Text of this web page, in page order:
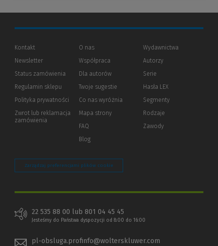
Kontakt
Newsletter
Status zamówienia
Regulamin sklepu
Polityka prywatności (Nowe
(Link
innej
Zwrot lub reklamacja
zamówienia
O nas
Współpraca
Dla autorów(Nowe
(Link
innej
strony)
Twoje sugestie
Co nas wyróżnia
Mapa strony
FAQ
Blog
Wydawnictwa
Autorzy
Serie
Hasła LEX
Segmenty
Rodzaje
Zawody
Zarządzaj preferencjami plików cookie
22 535 88 00 lub 801 04 45 45
Jesteśmy do Państwa dyspozycji od 8:00 do 16:00
pl-obsluga.profinfo@wolterskluwer.com